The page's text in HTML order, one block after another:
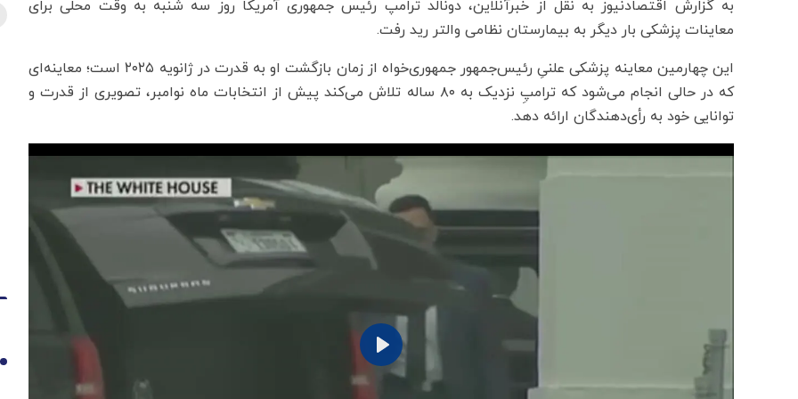
به گزارش اقتصادنیوز به نقل از خبرآنلاین، دونالد ترامپ رئیس جمهوری آمریکا روز سه شنبه به وقت محلی برای
معاینات پزشکی بار دیگر به بیمارستان نظامی والتر رید رفت.
این چهارمین معاینه پزشکی علنیِ رئیس‌جمهور جمهوری‌خواه از زمان بازگشت او به قدرت در ژانویه ۲۰۲۵ است؛ معاینه‌ای
که در حالی انجام می‌شود که ترامپِ نزدیک به ۸۰ ساله تلاش می‌کند پیش از انتخابات ماه نوامبر، تصویری از قدرت و
توانایی خود به رأی‌دهندگان ارائه دهد.
1